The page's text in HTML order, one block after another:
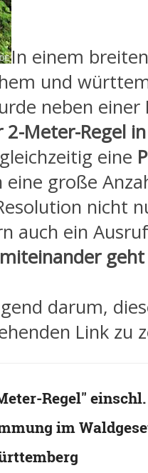
In einem
und
neben einer
Meter-Regel
eine
große
nicht
auch ein
darum,
Link zu
Regel" einschl.
im